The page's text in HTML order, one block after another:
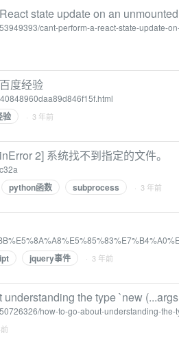
state update on an
cant-perform-a-react-state-update-
度经验
验 · 3 年前
2] 系统找不到指定的文件。
python函数 subprocess · 3 年前
jquery事件 · 3 年前
the type `new
how-to-go-about-understanding-